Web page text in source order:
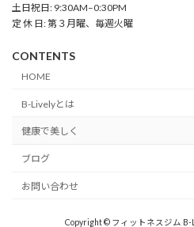
土日祝日: 9:30AM–0:30PM
定 休 日: 第３月曜、毎週火曜
CONTENTS
HOME
B-Livelyとは
健康で美しく
ブログ
お問い合わせ
Copyright © フィットネスジム B-